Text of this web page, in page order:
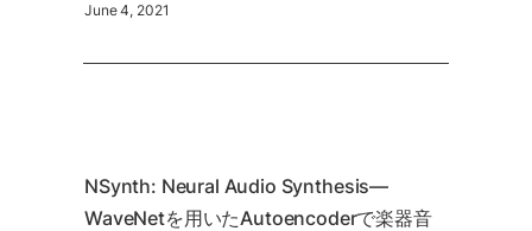
June 4, 2021
NSynth: Neural Audio Synthesis—
WaveNetを用いたAutoencoderで楽器音